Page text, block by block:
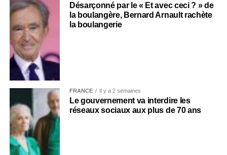
Désarçonné par le « Et avec ceci ? » de
la boulangère, Bernard Arnault rachète
la boulangerie
FRANCE Il y a 2 semaines
Le gouvernement va interdire les
réseaux sociaux aux plus de 70 ans